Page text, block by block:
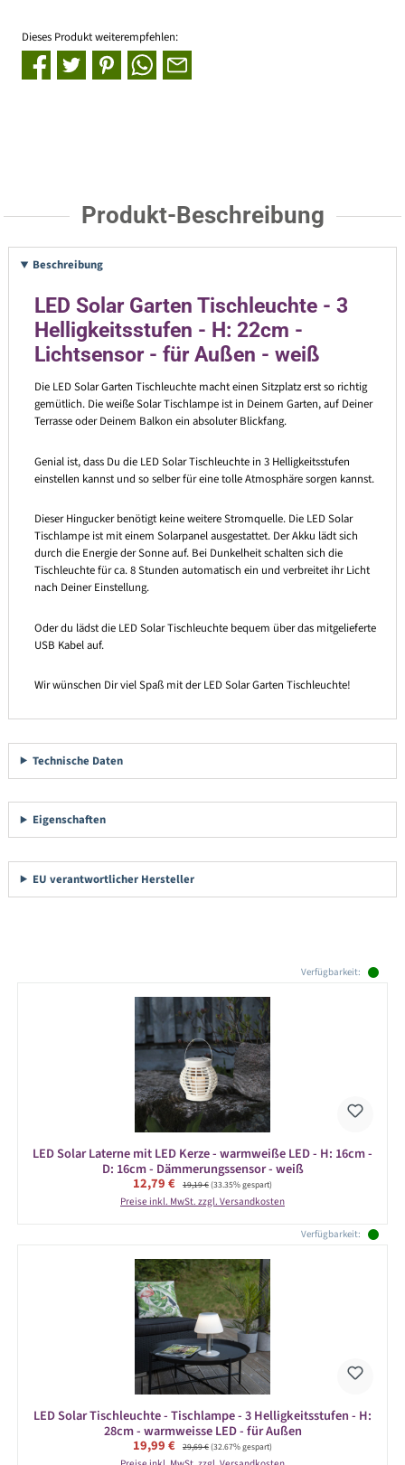
Dieses Produkt weiterempfehlen:
Produkt-Beschreibung
Beschreibung
LED Solar Garten Tischleuchte - 3
Helligkeitsstufen - H: 22cm -
Lichtsensor - für Außen - weiß
Die LED Solar Garten Tischleuchte macht einen Sitzplatz erst so richtig
gemütlich. Die weiße Solar Tischlampe ist in Deinem Garten, auf Deiner
Terrasse oder Deinem Balkon ein absoluter Blickfang.
Genial ist, dass Du die LED Solar Tischleuchte in 3 Helligkeitsstufen
einstellen kannst und so selber für eine tolle Atmosphäre sorgen kannst.
Dieser Hingucker benötigt keine weitere Stromquelle. Die LED Solar
Tischlampe ist mit einem Solarpanel ausgestattet. Der Akku lädt sich
durch die Energie der Sonne auf. Bei Dunkelheit schalten sich die
Tischleuchte für ca. 8 Stunden automatisch ein und verbreitet ihr Licht
nach Deiner Einstellung.
Oder du lädst die LED Solar Tischleuchte bequem über das mitgelieferte
USB Kabel auf.
Wir wünschen Dir viel Spaß mit der LED Solar Garten Tischleuchte!
Technische Daten
Eigenschaften
EU verantwortlicher Hersteller
Verfügbarkeit:
LED Solar Laterne mit LED Kerze - warmweiße LED - H: 16cm -
D: 16cm - Dämmerungssensor - weiß
Verkaufspreis:
12,79 € Regulärer Preis:
19,19 €(33.35% gespart)
Preise inkl. MwSt. zzgl. Versandkosten
Verfügbarkeit:
LED Solar Tischleuchte - Tischlampe - 3 Helligkeitsstufen - H:
28cm - warmweisse LED - für Außen
Verkaufspreis:
19,99 € Regulärer Preis:
29,69 €(32.67% gespart)